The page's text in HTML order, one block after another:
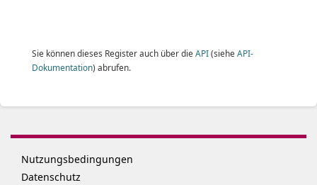
Sie können dieses Register auch über die API(siehe API-
Dokumentation) abrufen.
Nutzungsbedingungen
Datenschutz